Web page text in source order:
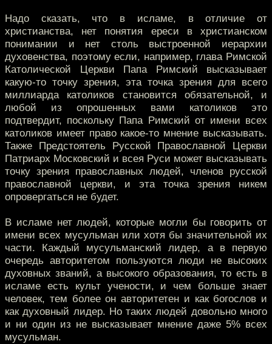
Надо сказать, что в исламе, в отличие от
христианства, нет понятия ереси в христианском
понимании и нет столь выстроенной иерархии
духовенства, поэтому если, например, глава Римской
Католической Церкви Папа Римский высказывает
какую-то точку зрения, эта точка зрения для всего
миллиарда католиков становится обязательной, и
любой из опрошенных вами католиков это
подтвердит, поскольку Папа Римский от имени всех
католиков имеет право какое-то мнение высказывать.
Также Предстоятель Русской Православной Церкви
Патриарх Московский и всея Руси может высказывать
точку зрения православных людей, членов русской
православной церкви, и эта точка зрения никем
опровергаться не будет.
В исламе нет людей, которые могли бы говорить от
имени всех мусульман или хотя бы значительной их
части. Каждый мусульманский лидер, а в первую
очередь авторитетом пользуются люди не высоких
духовных званий, а высокого образования, то есть в
исламе есть культ учености, и чем больше знает
человек, тем более он авторитетен и как богослов и
как духовный лидер. Но таких людей довольно много
и ни один из не высказывает мнение даже 5% всех
мусульман.